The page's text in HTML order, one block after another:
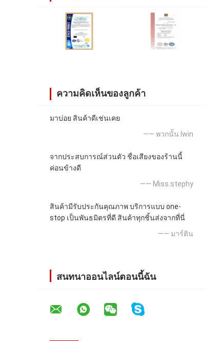
ความคิดเห็นของลูกค้า
มาบ่อย สินค้าดีเช่นเคย
—— พวกนั้น lwin
จากประสบการณ์ส่วนตัว ชื่อเสียงของร้านนี้
ค่อนข้างดี
—— Miss.stephy
สินค้ามีรับประกันคุณภาพ บริการแบบ one-
stop เป็นพันธมิตรที่ดี สินค้าทุกชิ้นส่งจากที่นี่
—— มาร์ติน
สนทนาออนไลน์ตอนนี้ฉัน